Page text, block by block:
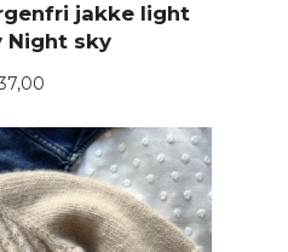
jakke light
Night sky